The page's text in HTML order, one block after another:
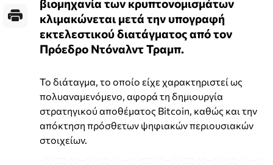
βιομηχανία των κρυπτονομισμάτων
κλιμακώνεται μετά την υπογραφή
εκτελεστικού διατάγματος από τον
Πρόεδρο Ντόναλντ Τραμπ.
Το διάταγμα, το οποίο είχε χαρακτηριστεί ως
πολυαναμενόμενο, αφορά τη δημιουργία
στρατηγικού αποθέματος Bitcoin, καθώς και την
απόκτηση πρόσθετων ψηφιακών περιουσιακών
στοιχείων.